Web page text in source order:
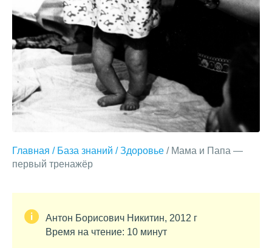
Главная / База знаний /Здоровье / Мама и Папа —
первый тренажёр
Антон Борисович Никитин, 2012 г
Время на чтение: 10 минут